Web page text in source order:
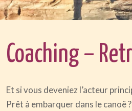
Coaching –
Et si vous deveniez l’acteur
Prêt à embarquer dans le canoë ?